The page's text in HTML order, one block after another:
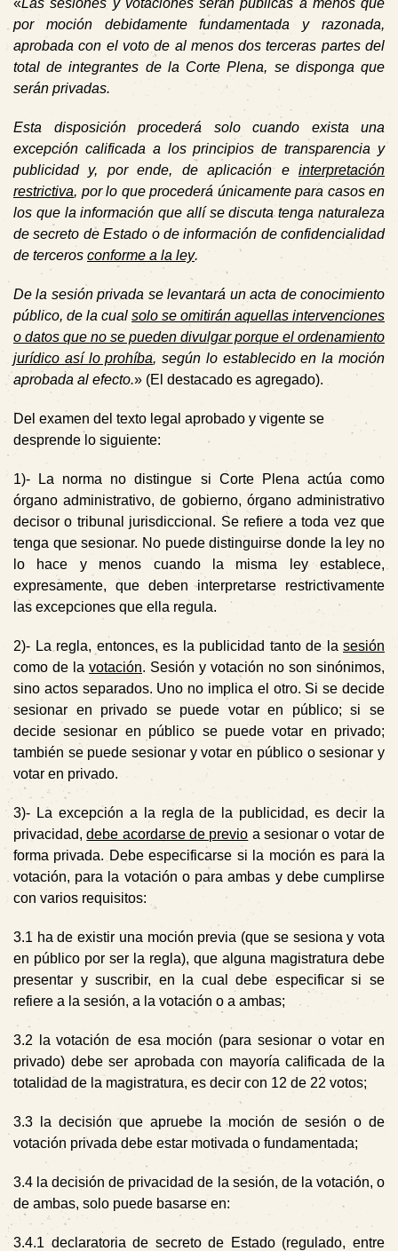
por moción debidamente fundamentada y razonada,
aprobada con el voto de al menos dos terceras partes del
total de integrantes de la Corte Plena, se disponga que
serán privadas.
Esta disposición procederá solo cuando exista una
excepción calificada a los principios de transparencia y
publicidady, por ende, de aplicación e interpretación
restrictiva, por lo que procederá únicamente para casos en
los que la información que allí se discuta tenga naturaleza
desecreto de Estado o de información de confidencialidad
de terceros conforme a la ley.
De la sesión privada se levantará un acta de conocimiento
público, de la cual solo se omitirán aquellas intervenciones
o datos que no se pueden divulgar porque el ordenamiento
jurídico así lo prohíba, según lo establecido en la moción
aprobada al efecto.» (El destacado es agregado).
Del examen del texto legal aprobado y vigente se
desprende lo siguiente:
1)- La norma no distingue si Corte Plena actúa como
órgano administrativo, de gobierno, órgano administrativo
decisor o tribunal jurisdiccional. Se refiere a toda vez que
tenga que sesionar. No puede distinguirse donde la ley no
lo hace y menos cuando la misma ley establece,
expresamente, que deben interpretarse restrictivamente
las excepciones que ella regula.
2)- La regla, entonces, es la publicidad tanto de la sesión
como de la votación. Sesión y votación no son sinónimos,
sino actos separados. Uno no implica el otro. Si se decide
sesionar en privado se puede votar en público; si se
decide sesionar en público se puede votar en privado;
también se puede sesionar y votar en público o sesionar y
votar en privado.
3)- La excepción a la regla de la publicidad, es decir la
privacidad,debe acordarse de previo a sesionar o votar de
forma privada. Debe especificarse si la moción es para la
votación, para la votación o para ambas y debe cumplirse
con varios requisitos:
3.1 ha de existir una moción previa (que se sesiona y vota
en público por ser la regla), que alguna magistratura debe
presentar y suscribir, en la cual debe especificar si se
refiere a la sesión, a la votación o a ambas;
3.2 la votación de esa moción (para sesionar o votar en
privado) debe ser aprobada con mayoría calificada de la
totalidad de la magistratura, es decir con 12 de 22 votos;
3.3
la decisión que apruebe la moción de sesión o de
votación privada debe estar motivada o fundamentada;
3.4 la decisión de privacidad de la sesión, de la votación, o
de ambas, solo puede basarse en:
3.4.1declaratoria de secreto de Estado (regulado, entre